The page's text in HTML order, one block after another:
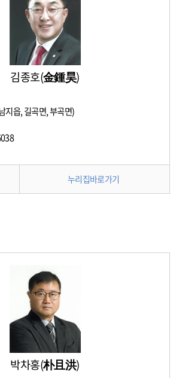
김종호(金鍾昊)
지읍, 길곡면, 부곡면)
누리집바로가기
박차홍(朴且洪)